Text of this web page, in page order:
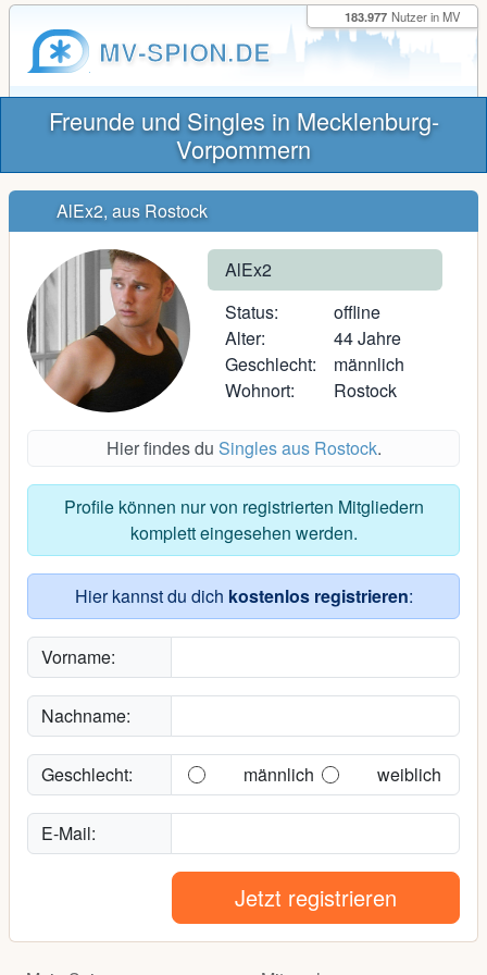
MV-SPION.DE
183.977 Nutzer in MV
Freunde und Singles in Mecklenburg-
Vorpommern
AlEx2, aus Rostock
AlEx2
Status:
offline
Alter:
44 Jahre
Geschlecht:
männlich
Wohnort:
Rostock
Hier findes du Singles aus Rostock.
Profile können nur von registrierten Mitgliedern
komplett eingesehen werden.
Hier kannst du dich kostenlos registrieren:
Vorname:
Nachname:
Geschlecht: männlich weiblich
E-Mail:
Jetzt registrieren